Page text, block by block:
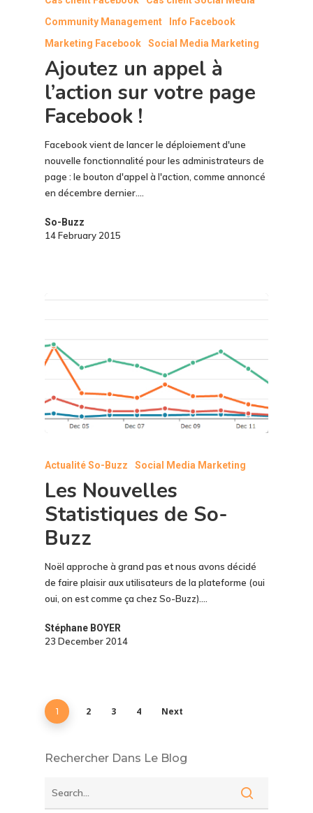
Community Management
Info Facebook
Marketing Facebook
Social Media Marketing
Ajoutez un appel à
l’action sur votre page
Facebook !
Facebook vient de lancer le déploiement d'une
nouvelle fonctionnalité pour les administrateurs de
page : le bouton d'appel à l'action, comme annoncé
en décembre dernier.…
So-Buzz
14 February 2015
Actualité So-Buzz Social Media Marketing
Les Nouvelles
Statistiques de So-
Buzz
Noël approche à grand pas et nous avons décidé
de faire plaisir aux utilisateurs de la plateforme (oui
oui, on est comme ça chez So-Buzz).…
Stéphane BOYER
23 December 2014
1 2 3 4 Next
Rechercher Dans Le Blog